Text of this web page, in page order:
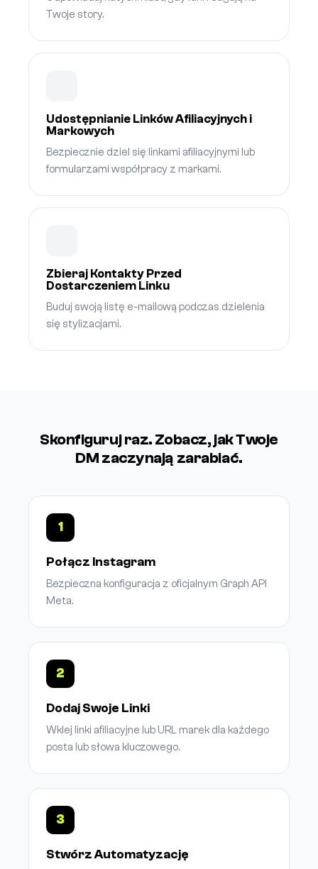
Twoje story.
Udostępnianie Linków Afiliacyjnych i
Markowych
Bezpiecznie dziel się linkami afiliacyjnymi lub
formularzami współpracy z markami.
Zbieraj Kontakty Przed
Dostarczeniem Linku
Buduj swoją listę e-mailową podczas dzielenia
się stylizacjami.
Skonfiguruj raz. Zobacz, jak Twoje
DM zaczynają zarabiać.
1
Połącz Instagram
Bezpieczna konfiguracja z oficjalnym Graph API
Meta.
2
Dodaj Swoje Linki
Wklej linki afiliacyjne lub URL marek dla każdego
posta lub słowa kluczowego.
3
Stwórz Automatyzację